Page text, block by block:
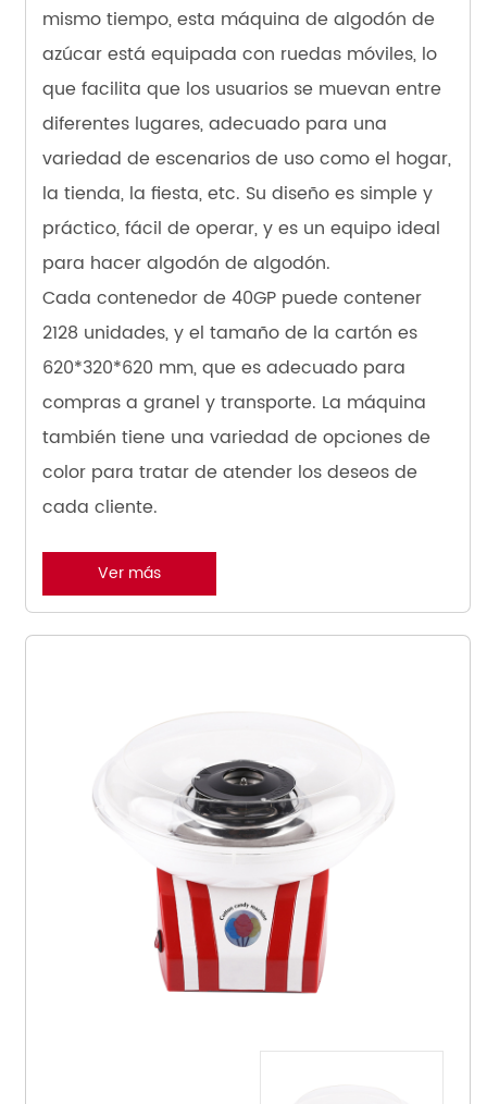
mismo tiempo, esta máquina de algodón de
azúcar está equipada con ruedas móviles, lo
que facilita que los usuarios se muevan entre
diferentes lugares, adecuado para una
variedad de escenarios de uso como el hogar,
la tienda, la fiesta, etc. Su diseño es simple y
práctico, fácil de operar, y es un equipo ideal
para hacer algodón de algodón.
Cada contenedor de 40GP puede contener
2128 unidades, y el tamaño de la cartón es
620*320*620 mm, que es adecuado para
compras a granel y transporte. La máquina
también tiene una variedad de opciones de
color para tratar de atender los deseos de
cada cliente.
Ver más